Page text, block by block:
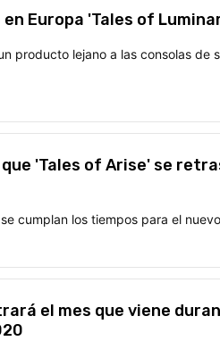
Europa 'Tales of
producto lejano a las consolas de
'Tales of Arise' se
cumplan los tiempos para el
el mes que viene